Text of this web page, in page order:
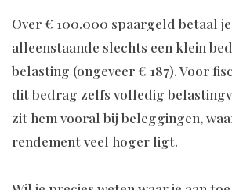
Over € 100.000 spaargeld betaal je
alleenstaande slechts een klein
belasting (ongeveer € 187). Voor
dit bedrag zelfs volledig
zit hem vooral bij beleggingen,
rendement veel hoger ligt.